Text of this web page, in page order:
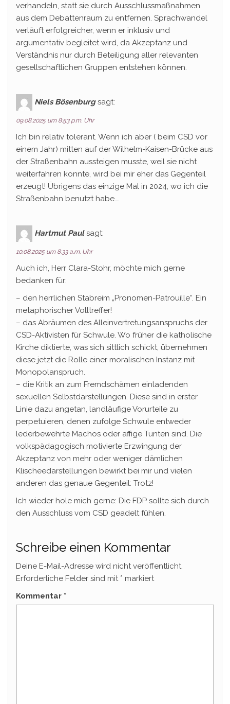
verhandeln, statt sie durch Ausschlussmaßnahmen
aus dem Debattenraum zu entfernen. Sprachwandel
verläuft erfolgreicher, wenn er inklusiv und
argumentativ begleitet wird, da Akzeptanz und
Verständnis nur durch Beteiligung aller relevanten
gesellschaftlichen Gruppen entstehen können.
Niels Bösenburg sagt:
09.08.2025 um 8:53 p.m. Uhr
Ich bin relativ tolerant. Wenn ich aber ( beim CSD vor
einem Jahr) mitten auf der Wilhelm-Kaisen-Brücke aus
der Straßenbahn aussteigen musste, weil sie nicht
weiterfahren konnte, wird bei mir eher das Gegenteil
erzeugt! Übrigens das einzige Mal in 2024, wo ich die
Straßenbahn benutzt habe….
Hartmut Paul sagt:
10.08.2025 um 8:33 a.m. Uhr
Auch ich, Herr Clara-Stohr, möchte mich gerne
bedanken für:
– den herrlichen Stabreim „Pronomen-Patrouille“. Ein
metaphorischer Volltreffer!
– das Abräumen des Alleinvertretungsanspruchs der
CSD-Aktivisten für Schwule. Wo früher die katholische
Kirche diktierte, was sich sittlich schickt, übernehmen
diese jetzt die Rolle einer moralischen Instanz mit
Monopolanspruch.
– die Kritik an zum Fremdschämen einladenden
sexuellen Selbstdarstellungen. Diese sind in erster
Linie dazu angetan, landläufige Vorurteile zu
perpetuieren, denen zufolge Schwule entweder
lederbewehrte Machos oder affige Tunten sind. Die
volkspädagogisch motivierte Erzwingung der
Akzeptanz von mehr oder weniger dämlichen
Klischeedarstellungen bewirkt bei mir und vielen
anderen das genaue Gegenteil: Trotz!
Ich wieder hole mich gerne: Die FDP sollte sich durch
den Ausschluss vom CSD geadelt fühlen.
Schreibe einen Kommentar
Deine E-Mail-Adresse wird nicht veröffentlicht.
Erforderliche Felder sind mit * markiert
Kommentar *